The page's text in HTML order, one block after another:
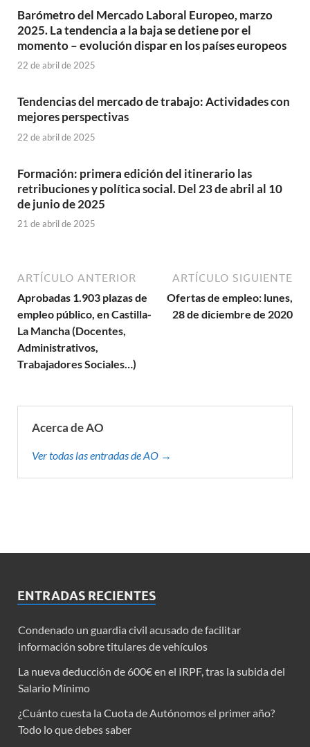
Barómetro del Mercado Laboral Europeo, marzo
2025. La tendencia a la baja se detiene por el
momento – evolución dispar en los países europeos
22 de abril de 2025
Tendencias del mercado de trabajo: Actividades con
mejores perspectivas
22 de abril de 2025
Formación: primera edición del itinerario las
retribuciones y política social. Del 23 de abril al 10
de junio de 2025
21 de abril de 2025
ARTÍCULO ANTERIOR
Aprobadas 1.903 plazas de
empleo público, en Castilla-
La Mancha (Docentes,
Administrativos,
Trabajadores Sociales…)
ARTÍCULO SIGUIENTE
Ofertas de empleo: lunes,
28 de diciembre de 2020
Acerca de AO
Ver todas las entradas de AO →
ENTRADAS RECIENTES
Condenado un guardia civil acusado de facilitar
información sobre titulares de vehículos
La nueva deducción de 600€ en el IRPF, tras la subida del
Salario Mínimo
¿Cuánto cuesta la Cuota de Autónomos el primer año?
Todo lo que debes saber